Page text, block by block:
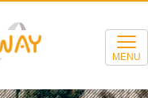
MENU